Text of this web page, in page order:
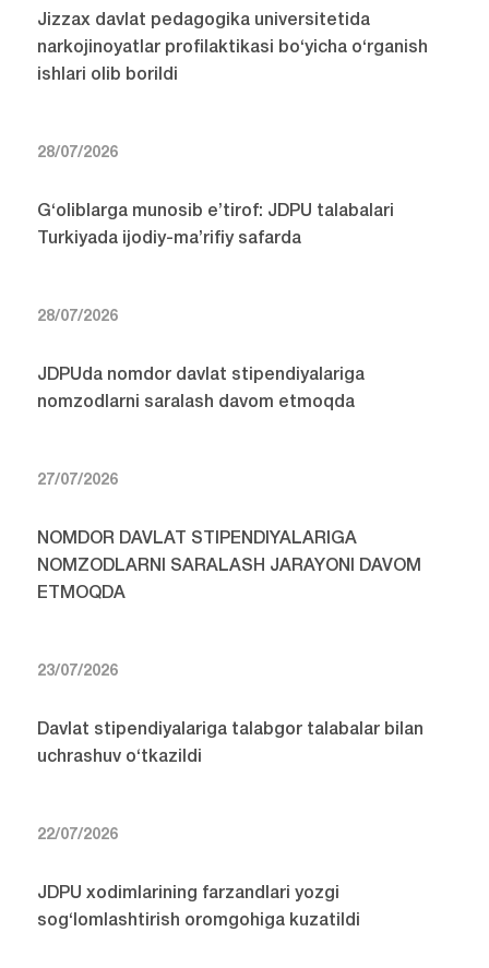
Jizzax davlat pedagogika universitetida
narkojinoyatlar profilaktikasi bo‘yicha o‘rganish
ishlari olib borildi
28/07/2026
G‘oliblarga munosib e’tirof: JDPU talabalari
Turkiyada ijodiy-ma’rifiy safarda
28/07/2026
JDPUda nomdor davlat stipendiyalariga
nomzodlarni saralash davom etmoqda
27/07/2026
NOMDOR DAVLAT STIPENDIYALARIGA
NOMZODLARNI SARALASH JARAYONI DAVOM
ETMOQDA
23/07/2026
Davlat stipendiyalariga talabgor talabalar bilan
uchrashuv o‘tkazildi
22/07/2026
JDPU xodimlarining farzandlari yozgi
sog‘lomlashtirish oromgohiga kuzatildi